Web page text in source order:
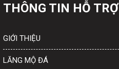
THÔNG TIN HỖ TRỢ
GIỚI THIỆU
LĂNG MỘ ĐÁ